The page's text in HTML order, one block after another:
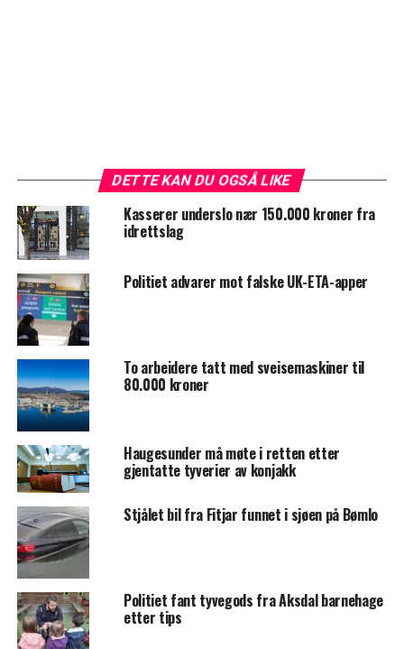
DETTE KAN DU OGSÅ LIKE
Kasserer underslo nær 150.000 kroner fra
idrettslag
Politiet advarer mot falske UK-ETA-apper
To arbeidere tatt med sveisemaskiner til
80.000 kroner
Haugesunder må møte i retten etter
gjentatte tyverier av konjakk
Stjålet bil fra Fitjar funnet i sjøen på Bømlo
Politiet fant tyvegods fra Aksdal barnehage
etter tips